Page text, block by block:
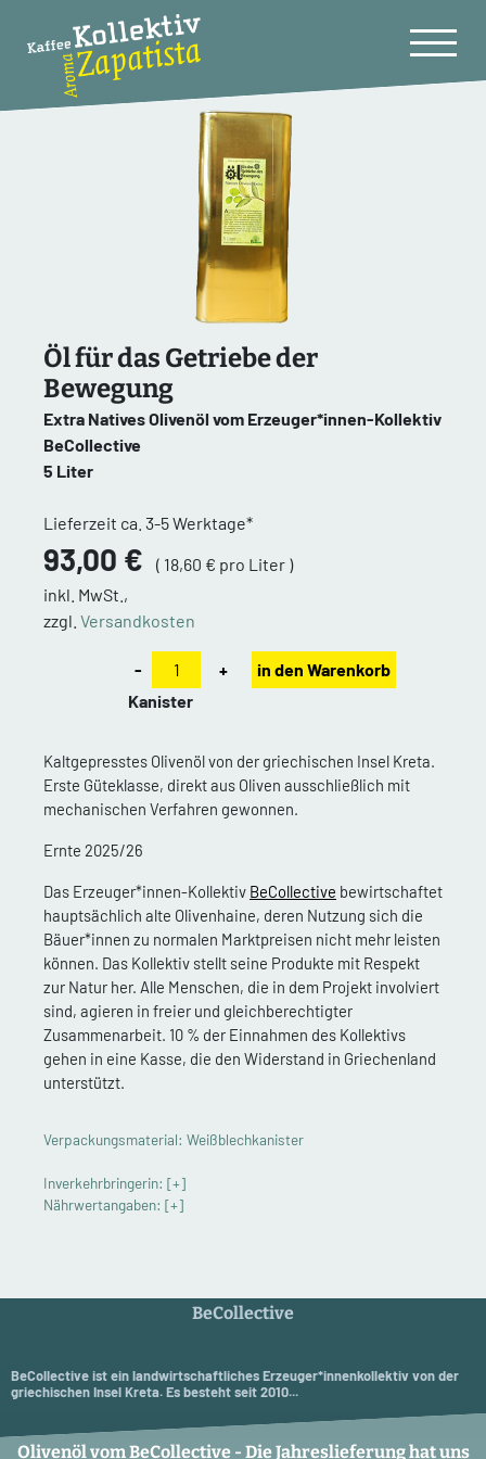
Öl für das Getriebe der
Bewegung
Extra Natives Olivenöl vom Erzeuger*innen-Kollektiv
BeCollective
5 Liter
Lieferzeit ca. 3-5 Werktage*
93,00 €
( 18,60 € pro Liter )
inkl. MwSt.,
zzgl. Versandkosten
-
+
Kanister
in den Warenkorb
Kaltgepresstes Olivenöl von der griechischen Insel Kreta.
Erste Güteklasse, direkt aus Oliven ausschließlich mit
mechanischen Verfahren gewonnen.
Ernte 2025/26
Das Erzeuger*innen-Kollektiv BeCollective bewirtschaftet
hauptsächlich alte Olivenhaine, deren Nutzung sich die
Bäuer*innen zu normalen Marktpreisen nicht mehr leisten
können. Das Kollektiv stellt seine Produkte mit Respekt
zur Natur her. Alle Menschen, die in dem Projekt involviert
sind, agieren in freier und gleichberechtigter
Zusammenarbeit. 10 % der Einnahmen des Kollektivs
gehen in eine Kasse, die den Widerstand in Griechenland
unterstützt.
Verpackungsmaterial: Weißblechkanister
Inverkehrbringerin: [+]
Nährwertangaben: [+]
BeCollective
BeCollective ist ein landwirtschaftliches Erzeuger*innenkollektiv von der
griechischen Insel Kreta. Es besteht seit 2010...
Olivenöl vom BeCollective - Die Jahreslieferung hat uns